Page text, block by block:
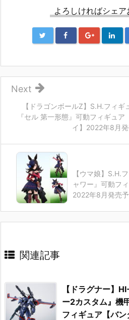
よろしければシェ
【ドラゴンボールZ】S.H.フィギ
『セル 第一形態』可動フィギュア
イ】2022年8月
Next
【ウマ娘】S.H.
ャワー』可動フ
2022年8月発売
関連記事
【ドラグナー】
ー2カスタム』機
フィギュア【バ